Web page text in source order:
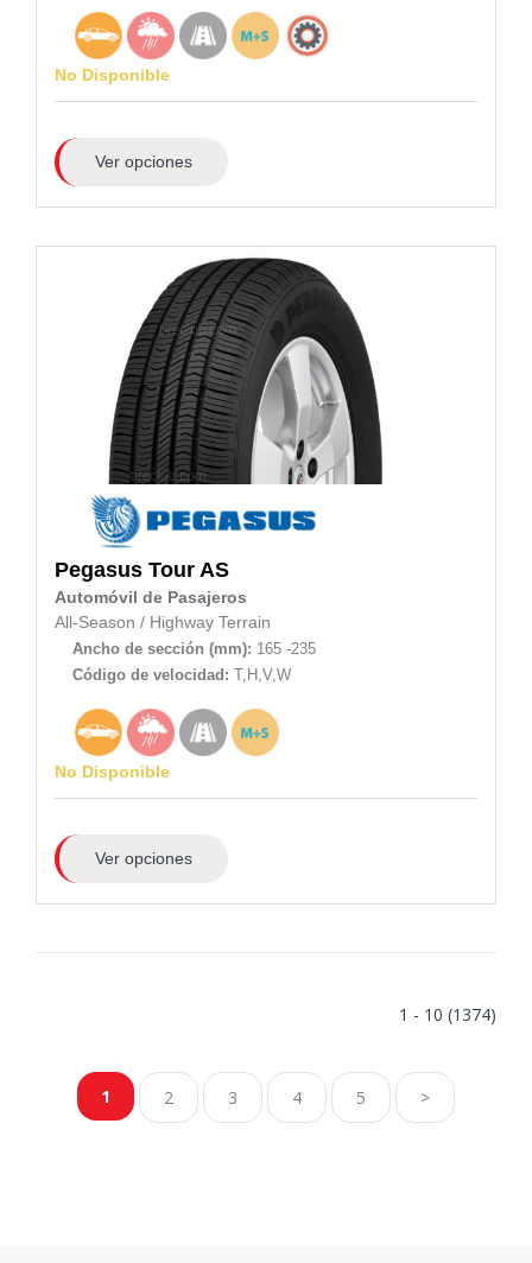
No Disponible
Ver opciones
Pegasus Tour AS
Automóvil de Pasajeros
All-Season / Highway Terrain
Ancho de sección (mm): 165 -235
Código de velocidad: T,H,V,W
No Disponible
Ver opciones
1 - 10 (1374)
1 2 3 4 5 >